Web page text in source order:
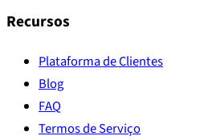
Recursos
Plataforma de Clientes
Blog
FAQ
Termos de Serviço